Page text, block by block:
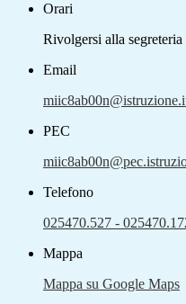
Orari
Rivolgersi alla segreteria
Email
PEC
Telefono
025470.527 -
Mappa
Mappa su Google Maps